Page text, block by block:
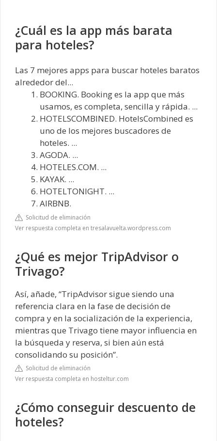
¿Cuál es la app más barata
para hoteles?
Las 7 mejores apps para buscar hoteles baratos
alrededor del...
BOOKING. Booking es la app que más
usamos, es completa, sencilla y rápida. ...
HOTELSCOMBINED. HotelsCombined es
uno de los mejores buscadores de
hoteles. ...
AGODA. ...
HOTELES.COM. ...
KAYAK. ...
HOTELTONIGHT. ...
AIRBNB.
Solicitud de eliminación
Ver respuesta completa en tresalavuelta.wordpress.com
¿Qué es mejor TripAdvisor o
Trivago?
Así, añade, “TripAdvisor sigue siendo una
referencia clara en la fase de decisión de
compra y en la socialización de la experiencia,
mientras que Trivago tiene mayor influencia en
la búsqueda y reserva, si bien aún está
consolidando su posición”.
Solicitud de eliminación
Ver respuesta completa en hosteltur.com
¿Cómo conseguir descuento de
hoteles?